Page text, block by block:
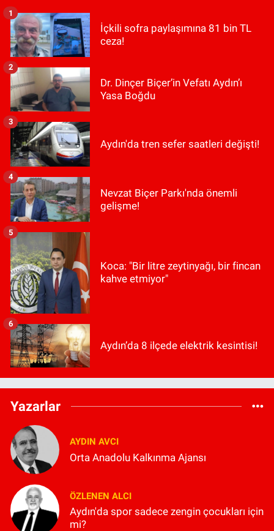
İçkili sofra paylaşımına 81 bin TL
ceza!
1
Dr. Dinçer Biçer’in Vefatı Aydın’ı
Yasa Boğdu
2
Aydın'da tren sefer saatleri değişti!
3
Nevzat Biçer Parkı'nda önemli
gelişme!
4
Koca: "Bir litre zeytinyağı, bir fincan
kahve etmiyor"
5
Aydın’da 8 ilçede elektrik kesintisi!
6
Yazarlar
AYDIN AVCI
Orta Anadolu Kalkınma Ajansı
ÖZLENEN ALCI
Aydın'da spor sadece zengin çocukları için
mi?